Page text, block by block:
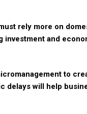
rely more on
and
to
delays will help